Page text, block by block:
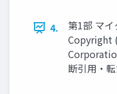
4.
第1部 マ
Copyright
断引用・